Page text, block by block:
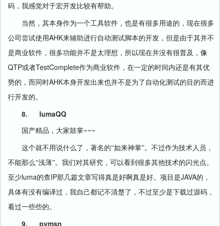
码，我感觉对于宏开发比较有帮助。
当然，其本身作为一个工具软件，也是有很多用途的，现在很多
公司尝试使用AHK来辅助进行自动测试脚本的开发，但是由于其并不
是商业软件，很多功能并不是太理想，所以现在并没有很普及，像
QTP或者TestComplete作为商业软件，在一定的时间内还是有其优
势的，而同时AHK本身开发出来也并不是为了自动化测试的目的而进
行开发的。
8. lumaQQ
国产精品，大家鼓掌~~~
这个就不用说什么了，著名的“如来神掌”。不过作为技术人员，
不能那么“浅薄”。我们对其研究，可以看到很多其他技术的闪光点。
至少luma的查IP那几篇文章写得真是好啊真是好。项目是JAVA的，
具体有没有编译过，我自己都记不清楚了，不过至少是下载过源码，
看过一些些的。
9. pymsn